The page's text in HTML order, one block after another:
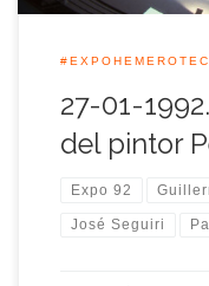
27-01-
del pintor
Expo 92
José Seguiri